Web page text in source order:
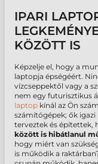
IPARI
KÖZÖTT IS
Képzelje el, hogy a
laptopja épségéért.
vízcseppektől vagy a
nem egy futurisztikus
laptop kínál az Ön
számítógépek; ők
terveztek és építettek,
között is hibátlanul
hogy miért van
is működik a